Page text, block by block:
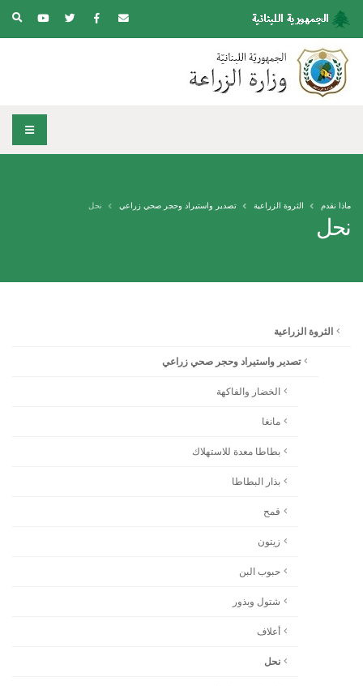
نحل
ماذا نقدم الثروة الزراعية تصدير واستيراد وحجر صحي زراعي نحل
الثروة الزراعية
تصدير واستيراد وحجر صحي زراعي
الخضار والفاكهة
مانغا
بطاطا معدة للاستهلاك
بذار البطاطا
قمح
زيتون
حبوب البن
شتول وبذور
أعلاف
نحل